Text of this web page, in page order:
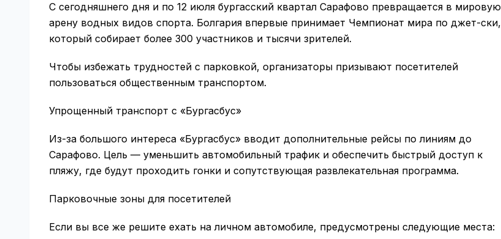
С сегодняшнего дня и по 12 июля бургасский квартал Сарафово превращается в мировую
арену водных видов спорта. Болгария впервые принимает Чемпионат мира по джет-ски,
который собирает более 300 участников и тысячи зрителей.
Чтобы избежать трудностей с парковкой, организаторы призывают посетителей
пользоваться общественным транспортом.
Упрощенный транспорт с «Бургасбус»
Из-за большого интереса «Бургасбус» вводит дополнительные рейсы по линиям до
Сарафово. Цель — уменьшить автомобильный трафик и обеспечить быстрый доступ к
пляжу, где будут проходить гонки и сопутствующая развлекательная программа.
Парковочные зоны для посетителей
Если вы все же решите ехать на личном автомобиле, предусмотрены следующие места: